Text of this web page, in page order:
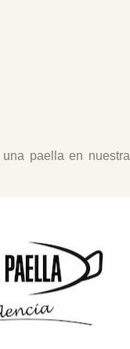
paella en nuestra